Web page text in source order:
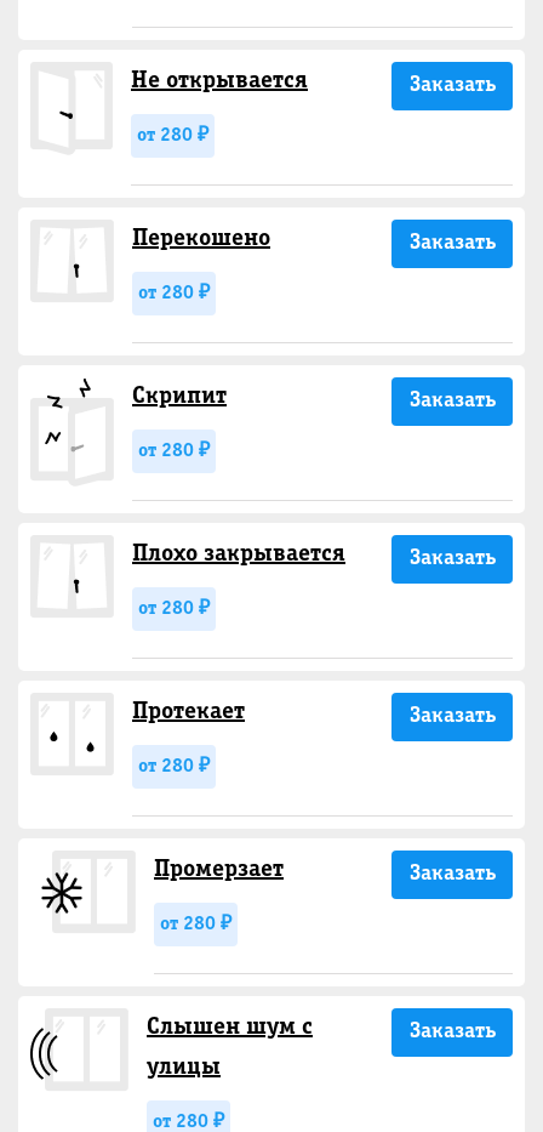
Не открывается
от 280 ₽
Заказать
Перекошено
от 280 ₽
Заказать
Скрипит
от 280 ₽
Заказать
Плохо закрывается
от 280 ₽
Заказать
Протекает
от 280 ₽
Заказать
Промерзает
от 280 ₽
Заказать
Слышен шум с
улицы
от 280 ₽
Заказать